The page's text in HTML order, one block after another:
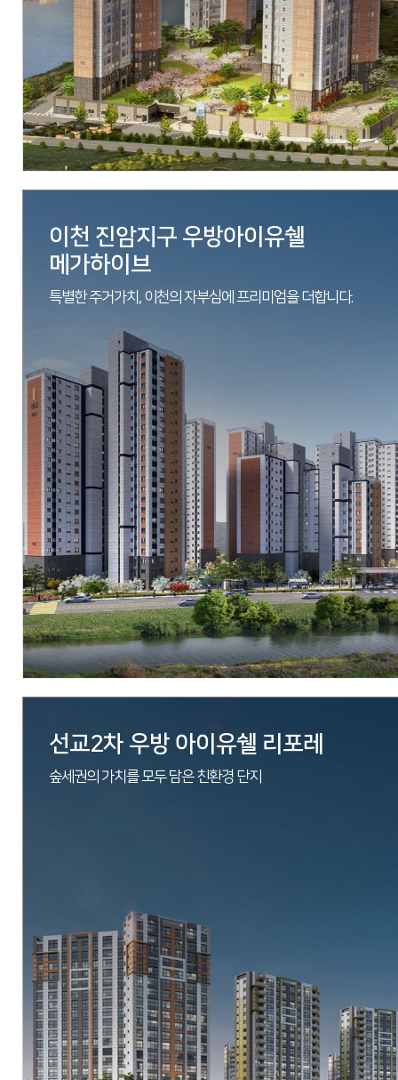
(주)우방
세대수 아파트 322세대, 오피스텔 253실
분양문의 053-762-9922
자세히 보기
현장 경기도 양평군 강상면 병산리 24-1외 12필지
시행 아시아신탁
시공 우방산업 / 에스엠상선 건설부문
세대수 총 219세대 (77type 216세대, 108type 3세대)
분양문의 1855-2190
자세히 보기
이천 진암지구 우방아이유쉘
메가하이브
특별한 주거가치, 이천의 자부심에 프리미엄을 더합니다.
현장 경기도 이천시 장호원읍 진암리 68번지 일원
시행 ㈜한국토지신탁 (위탁사: ㈜그래도)
시공 우방산업(주), 동아건설산업(주)
세대수 총 413세대
선교2차 우방 아이유쉘 리포레
숲세권의 가치를 모두 담은 친환경 단지